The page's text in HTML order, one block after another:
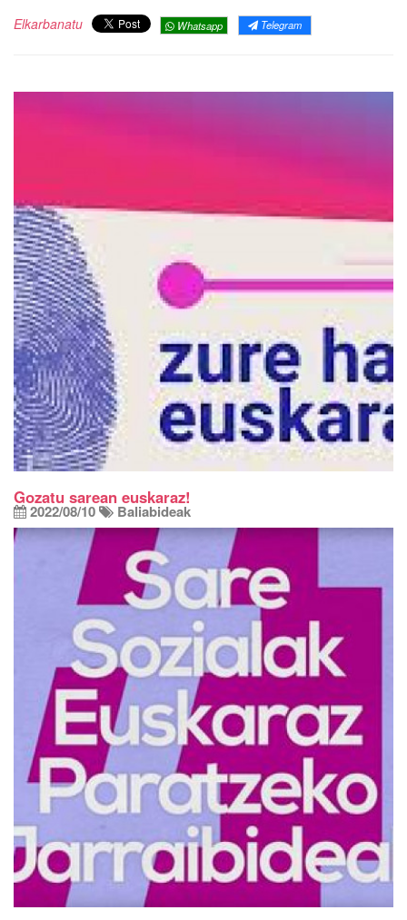
Elkarbanatu Whatsapp Telegram
Gozatu sarean euskaraz!
2022/08/10 Baliabideak